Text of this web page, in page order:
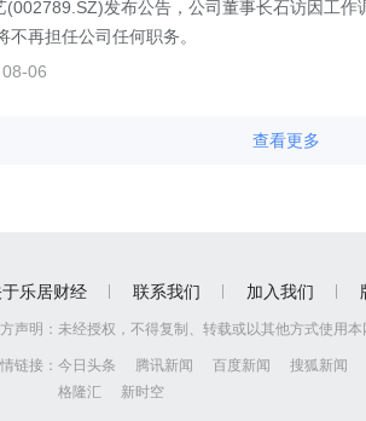
(002789.SZ)发布公告，公司董事长石访因工
不再担任公司任何职务。
08-06
查看更多
于乐居财经 联系我们 加入我们
声明： 未经授权，不得复制、转载或以其他方式使用
链接： 今日头条 腾讯新闻 百度新闻 搜狐新闻
格隆汇
新时空